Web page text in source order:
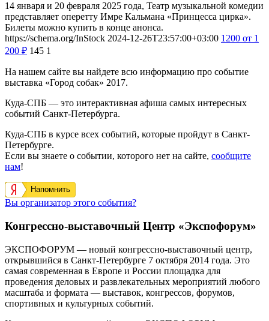
14 января и 20 февраля 2025 года, Театр музыкальной комедии
представляет оперетту Имре Кальмана «Принцесса цирка».
Билеты можно купить в конце анонса.
https://schema.org/InStock 2024-12-26T23:57:00+03:00 1200 от 1
200 ₽ 145 1
На нашем сайте вы найдете всю информацию про событие
выставка «Город собак» 2017.
Куда-СПБ — это интерактивная афиша самых интересных
событий Санкт-Петербурга.
Куда-СПБ в курсе всех событий, которые пройдут в Санкт-
Петербурге.
Если вы знаете о событии, которого нет на сайте, сообщите
нам!
Напомнить
Вы организатор этого события?
Конгрессно-выставочный Центр «Экспофорум»
ЭКСПОФОРУМ — новый конгрессно-выставочный центр,
открывшийся в Санкт-Петербурге 7 октября 2014 года. Это
самая современная в Европе и России площадка для
проведения деловых и развлекательных мероприятий любого
масштаба и формата — выставок, конгрессов, форумов,
спортивных и культурных событий.